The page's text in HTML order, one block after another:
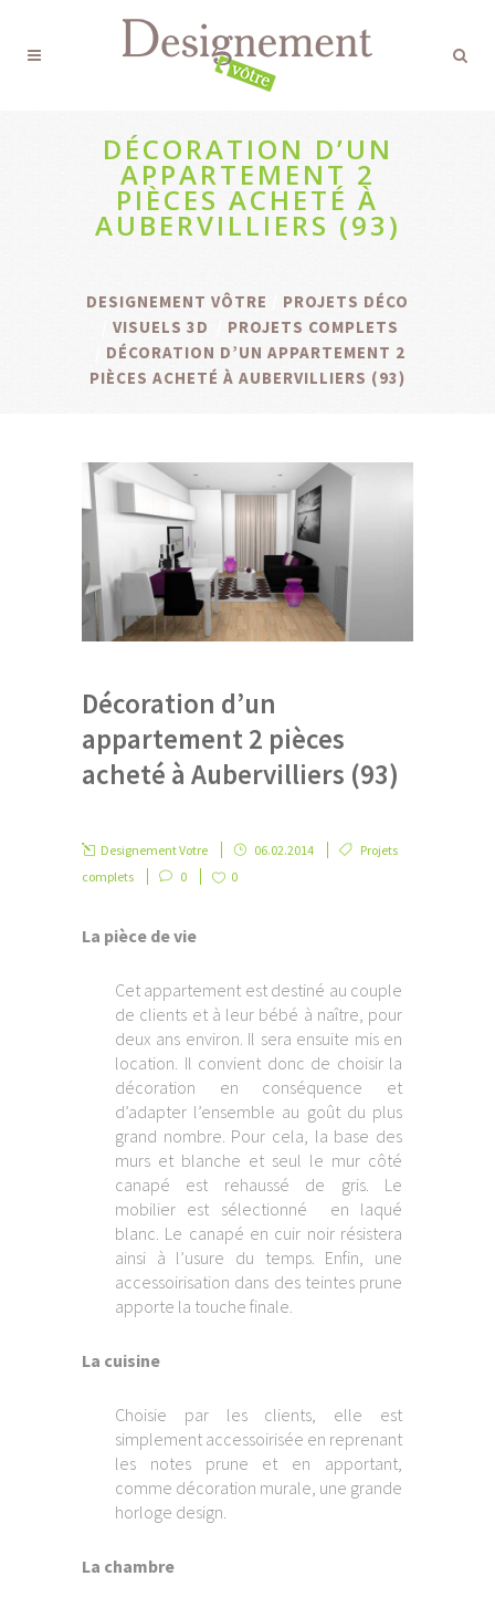
DÉCORATION D’UN
APPARTEMENT 2
PIÈCES ACHETÉ À
AUBERVILLIERS (93)
DESIGNEMENT VÔTRE
PROJETS DÉCO
VISUELS 3D
PROJETS COMPLETS
DÉCORATION D’UN APPARTEMENT 2
PIÈCES ACHETÉ À AUBERVILLIERS (93)
Décoration d’un
appartement 2 pièces
acheté à Aubervilliers (93)
Designement Votre 06.02.2014
Projets
complets
0 0
La pièce de vie
Cet appartement est destiné au couple
de clients et à leur bébé à naître, pour
deux ans environ. Il sera ensuite mis en
location. Il convient donc de choisir la
décoration en conséquence et
d’adapter l’ensemble au goût du plus
grand nombre. Pour cela, la base des
murs et blanche et seul le mur côté
canapé est rehaussé de gris. Le
mobilier est sélectionné en laqué
blanc. Le canapé en cuir noir résistera
ainsi à l’usure du temps. Enfin, une
accessoirisation dans des teintes prune
apporte la touche finale.
La cuisine
Choisie par les clients, elle est
simplement accessoirisée en reprenant
les notes prune et en apportant,
comme décoration murale, une grande
horloge design.
La chambre